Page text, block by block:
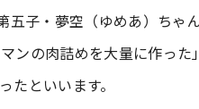
五子・夢空（ゆめあ）ちゃ
ンの肉詰めを大量に作っ
たといいます。